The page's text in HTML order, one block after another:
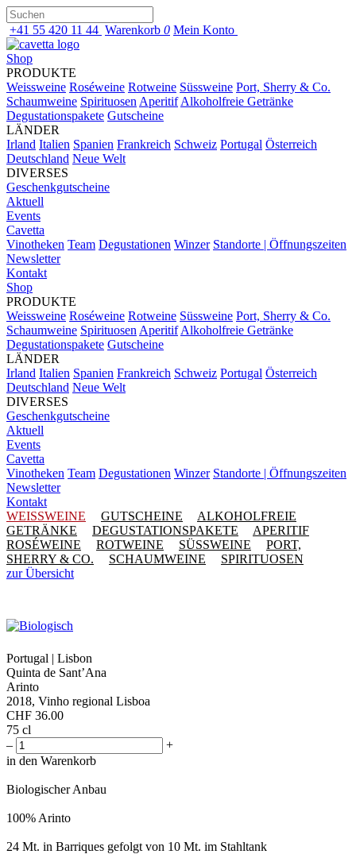
+41 55 420 11 44 Warenkorb 0 Mein Konto
Shop
PRODUKTE
Weissweine Roséweine Rotweine Süssweine Port, Sherry & Co.
Schaumweine Spirituosen Aperitif Alkoholfreie Getränke
Degustationspakete Gutscheine
LÄNDER
Irland Italien Spanien Frankreich Schweiz Portugal Österreich
Deutschland Neue Welt
DIVERSES
Geschenkgutscheine
Aktuell
Events
Cavetta
Vinotheken Team Degustationen Winzer Standorte | Öffnungszeiten
Newsletter
Kontakt
Shop
PRODUKTE
Weissweine Roséweine Rotweine Süssweine Port, Sherry & Co.
Schaumweine Spirituosen Aperitif Alkoholfreie Getränke
Degustationspakete Gutscheine
LÄNDER
Irland Italien Spanien Frankreich Schweiz Portugal Österreich
Deutschland Neue Welt
DIVERSES
Geschenkgutscheine
Aktuell
Events
Cavetta
Vinotheken Team Degustationen Winzer Standorte | Öffnungszeiten
Newsletter
Kontakt
WEISSWEINE
GUTSCHEINE
ALKOHOLFREIE
GETRÄNKE
DEGUSTATIONSPAKETE
APERITIF
ROSÉWEINE
ROTWEINE SÜSSWEINE
PORT,
SHERRY & CO.
SCHAUMWEINE
SPIRITUOSEN
zur Übersicht
Portugal | Lisbon
Quinta de Sant’Ana
Arinto
2018, Vinho regional Lisboa
CHF 36.00
75 cl
–
+
in den Warenkorb
Biologischer Anbau
100% Arinto
24 Mt. in Barriques gefolgt von 10 Mt. im Stahltank